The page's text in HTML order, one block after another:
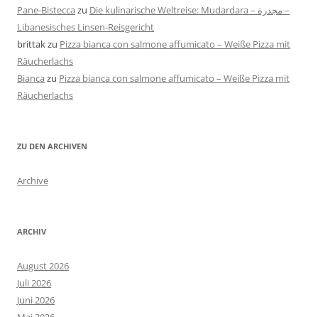
Pane-Bistecca zu Die kulinarische Weltreise: Mudardara – مجدرة –
Libanesisches Linsen-Reisgericht
brittakzu Pizza bianca con salmone affumicato – Weiße Pizza mit
Räucherlachs
Bianca zu Pizza bianca con salmone affumicato – Weiße Pizza mit
Räucherlachs
ZU DEN ARCHIVEN
Archive
ARCHIV
August 2026
Juli 2026
Juni 2026